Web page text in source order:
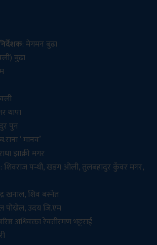
: मेगमन बुढा
बुढा
थापा
पुन
‘ मानव’
झाक्री मगर
: शिवराज पन्थी, खडग ओली, तुलबहादुर कुँवर मगर,
खनाल, शिव बस्नेत
पोख्रेल, उदय जि.एम
अधिवक्ता रेवतीरमण भट्टराई